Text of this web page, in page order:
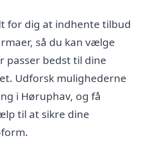
for dig at indhente tilbud
så du kan vælge
passer bedst til dine
Udforsk mulighederne
i Høruphav, og få
til at sikre dine